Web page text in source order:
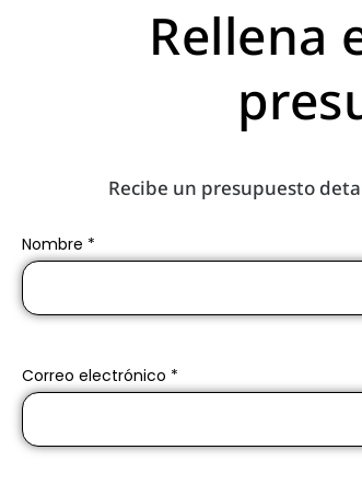
Rellena
Recibe un presupuesto
Nombre *
Correo electrónico *